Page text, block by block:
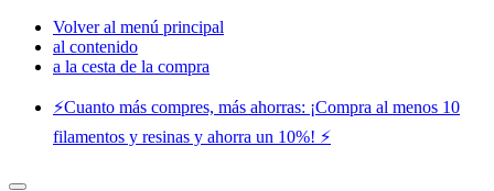
Volver al menú principal
al contenido
a la cesta de la compra
⚡️Cuanto más compres, más ahorras: ¡Compra al menos 10
filamentos y resinas y ahorra un 10%! ⚡️